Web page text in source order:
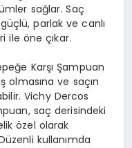
sağlar. Saç
güçlü, parlak ve canlı
ile öne çıkar.
Karşı Şampuan
olmasına ve saçın
Vichy Dercos
saç derisindeki
özel olarak
kullanımda